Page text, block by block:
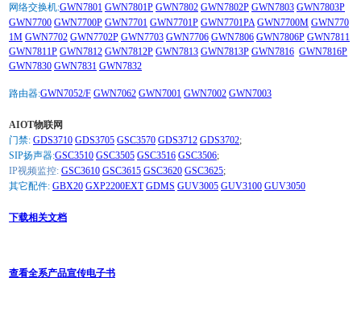
网络交换机:GWN7801 GWN7801P GWN7802 GWN7802P GWN7803 GWN7803P
GWN7700 GWN7700P GWN7701 GWN7701P GWN7701PA GWN7700M GWN770
1M GWN7702 GWN7702P GWN7703 GWN7706 GWN7806 GWN7806P GWN7811
GWN7811P GWN7812 GWN7812P GWN7813 GWN7813P GWN7816 GWN7816P
GWN7830 GWN7831 GWN7832
路由器:GWN7052/F GWN7062 GWN7001 GWN7002 GWN7003
AIOT物联网
门禁: GDS3710 GDS3705 GSC3570 GDS3712 GDS3702;
SIP扬声器:GSC3510 GSC3505 GSC3516 GSC3506;
IP视频监控: GSC3610 GSC3615 GSC3620 GSC3625;
其它配件: GBX20 GXP2200EXT GDMS GUV3005 GUV3100 GUV3050
下载相关文档
查看全系产品宣传电子书